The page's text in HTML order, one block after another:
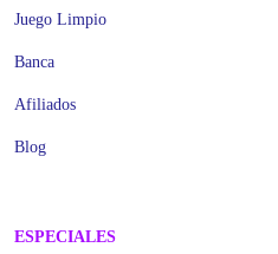
Juego Limpio
Banca
Afiliados
Blog
ESPECIALES